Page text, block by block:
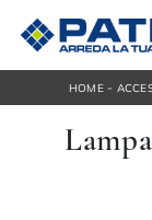
HOME-